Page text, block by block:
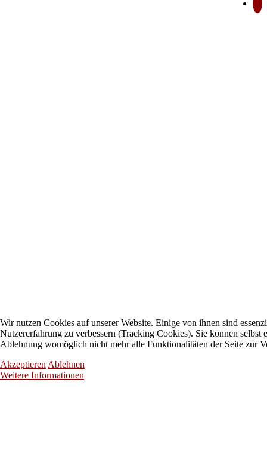
Wir nutzen Cookies auf unserer Website. Einige von ihnen sind
Nutzererfahrung zu verbessern (Tracking Cookies). Sie können selbst
Ablehnung womöglich nicht mehr alle Funktionalitäten der Seite zur
Akzeptieren Ablehnen
Weitere Informationen